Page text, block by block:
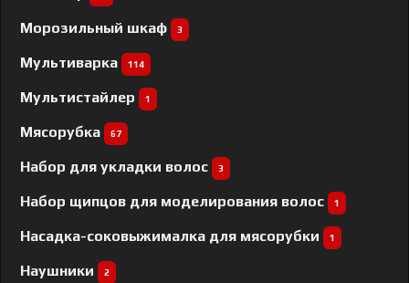
Морозильный шкаф
3
Мультиварка 114
Мультистайлер 1
Мясорубка 67
Набор для укладки волос 3
Набор щипцов для моделирования волос 1
Насадка-соковыжималка для мясорубки 1
Наушники 2